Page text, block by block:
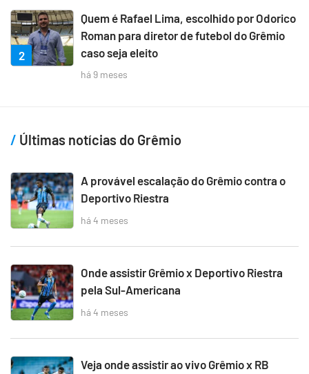
2
Quem é Rafael Lima, escolhido por Odorico
Roman para diretor de futebol do Grêmio
caso seja eleito
há 9 meses
Últimas notícias do Grêmio
A provável escalação do Grêmio contra o
Deportivo Riestra
há 4 meses
Onde assistir Grêmio x Deportivo Riestra
pela Sul-Americana
há 4 meses
Veja onde assistir ao vivo Grêmio x RB